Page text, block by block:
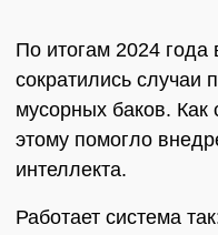
По итогам 2024
сократились случаи
мусорных баков.
этому помогло
интеллекта.
Работает система